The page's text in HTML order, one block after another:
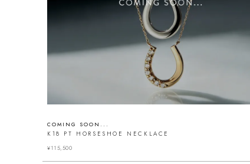
COMING SOON...
K18 PT HORSESHOE NECKLACE
¥115,500